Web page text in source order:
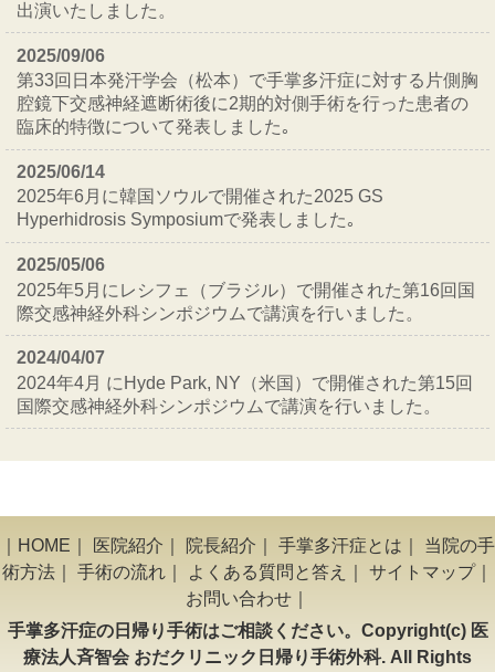
出演いたしました。
2025/09/06
第33回日本発汗学会（松本）で手掌多汗症に対する片側胸
腔鏡下交感神経遮断術後に2期的対側手術を行った患者の
臨床的特徴について発表しました｡
2025/06/14
2025年6月に韓国ソウルで開催された2025 GS
Hyperhidrosis Symposiumで発表しました｡
2025/05/06
2025年5月にレシフェ（ブラジル）で開催された第16回国
際交感神経外科シンポジウムで講演を行いました。
2024/04/07
2024年4月 にHyde Park, NY（米国）で開催された第15回
国際交感神経外科シンポジウムで講演を行いました。
HOME 医院紹介 院長紹介 手掌多汗症とは
当院の手
術方法
手術の流れ よくある質問と答え サイトマップ｜
お問い合わせ
手掌多汗症の日帰り手術はご相談ください。Copyright(c) 医
療法人斉智会 おだクリニック日帰り手術外科. All Rights